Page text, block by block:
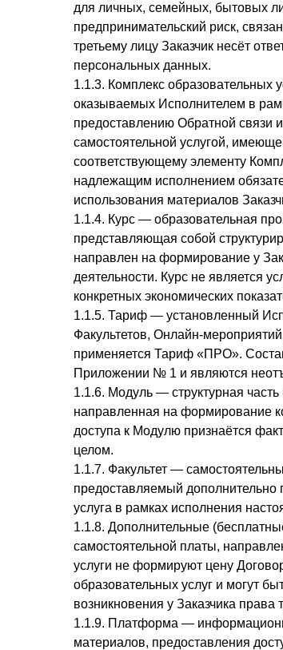
для личных, семейных, бытовых
предпринимательский риск,
третьему лицу Заказчик несёт
персональных данных.
1.1.3. Комплекс образовательных
оказываемых Исполнителем в
предоставлению Обратной связи
самостоятельной услугой,
соответствующему элементу
надлежащим исполнением
использования материалов
1.1.4. Курс — образовательная
представляющая собой
направлен на формирование у
деятельности. Курс не является
конкретных экономических
1.1.5. Тариф — установленный
Факультетов, Онлайн-
применяется Тариф «ПРО».
Приложении № 1 и являются
1.1.6. Модуль — структурная
направленная на формирование
доступа к Модулю признаётся
целом.
1.1.7. Факультет —
предоставляемый дополнительно
услуга в рамках исполнения
1.1.8. Дополнительные
самостоятельной платы,
услуги не формируют цену
образовательных услуг и могут
возникновения у Заказчика права
1.1.9. Платформа —
материалов, предоставления